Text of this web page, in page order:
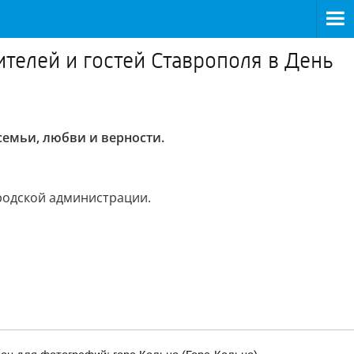
и гостей Ставрополя в День
любви и верности.
администрации.